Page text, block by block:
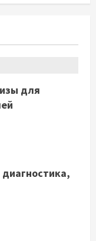
для